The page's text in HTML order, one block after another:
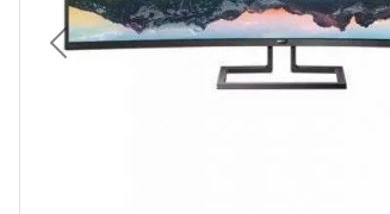
Previous